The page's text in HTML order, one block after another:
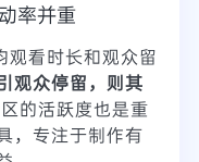
率并重
看时长和观众留
观众停留，则其
的活跃度也是重
，专注于制作有